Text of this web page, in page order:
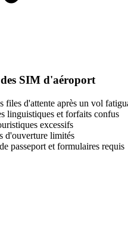
SIM d'aéroport
files d'attente après un vol
linguistiques et forfaits confus
excessifs
d'ouverture limités
passeport et formulaires requis